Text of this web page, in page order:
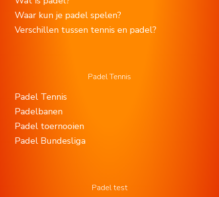
Waar kun je padel spelen?
Verschillen tussen tennis en padel?
Padel Tennis
Padel Tennis
Padelbanen
Padel toernooien
Padel Bundesliga
Padel test